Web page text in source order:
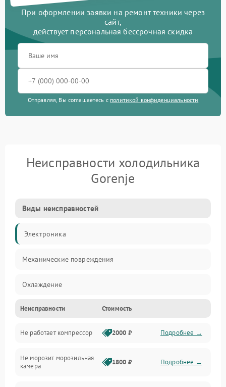
При оформлении заявки на ремонт техники через
сайт,
действует персональная бессрочная скидка
Отправляя, Вы соглашаетесь с политикой конфиденциальности
Неисправности холодильника
Gorenje
Виды неисправностей
Электроника
Механические повреждения
Охлаждение
Механика
Электропитание
Дренаж
Неисправности Стоимость
Не работает компрессор 2000 ₽ Подробнее →
Не морозит морозильная
камера
1800 ₽ Подробнее →